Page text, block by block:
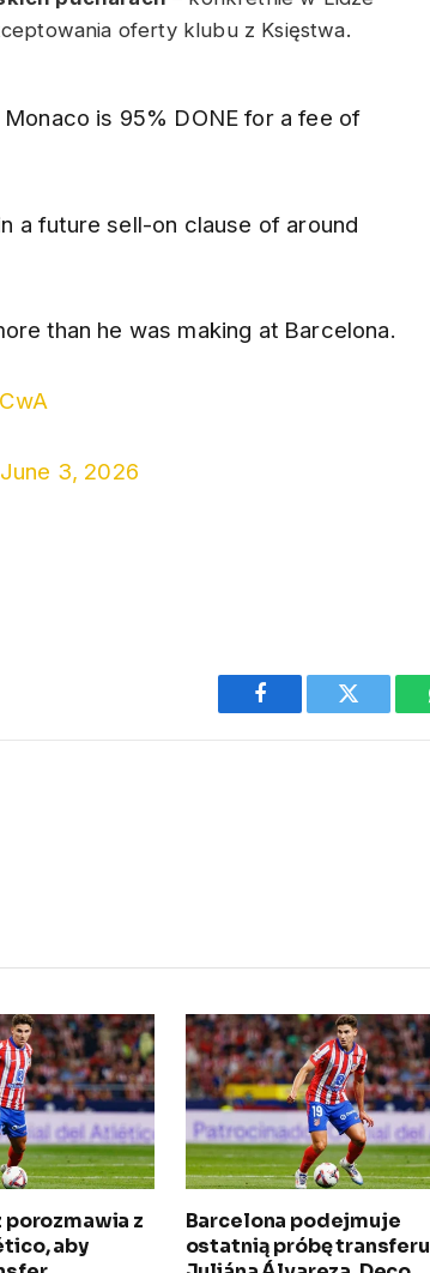
oferty klubu z Księstwa.
is 95% DONE for a fee of
a future sell-on clause of around
than he was making at Barcelona.
June 3, 2026
Facebook Twitter
z
aby
Barcelona podejmuje
ostatnią próbę transferu